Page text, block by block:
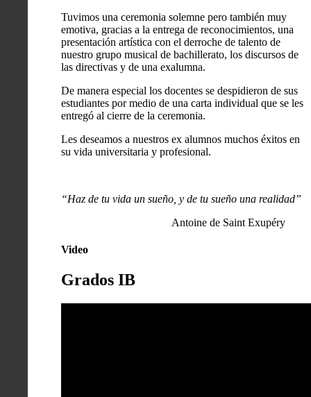
Tuvimos una ceremonia solemne pero también muy
emotiva, gracias a la entrega de reconocimientos, una
presentación artística con el derroche de talento de
nuestro grupo musical de bachillerato, los discursos de
las directivas y de una exalumna.
De manera especial los docentes se despidieron de sus
estudiantes por medio de una carta individual que se les
entregó al cierre de la ceremonia.
Les deseamos a nuestros ex alumnos muchos éxitos en
su vida universitaria y profesional.
“Haz de tu vida un sueño, y de tu sueño una realidad”
Antoine de Saint Exupéry
Video
Grados IB